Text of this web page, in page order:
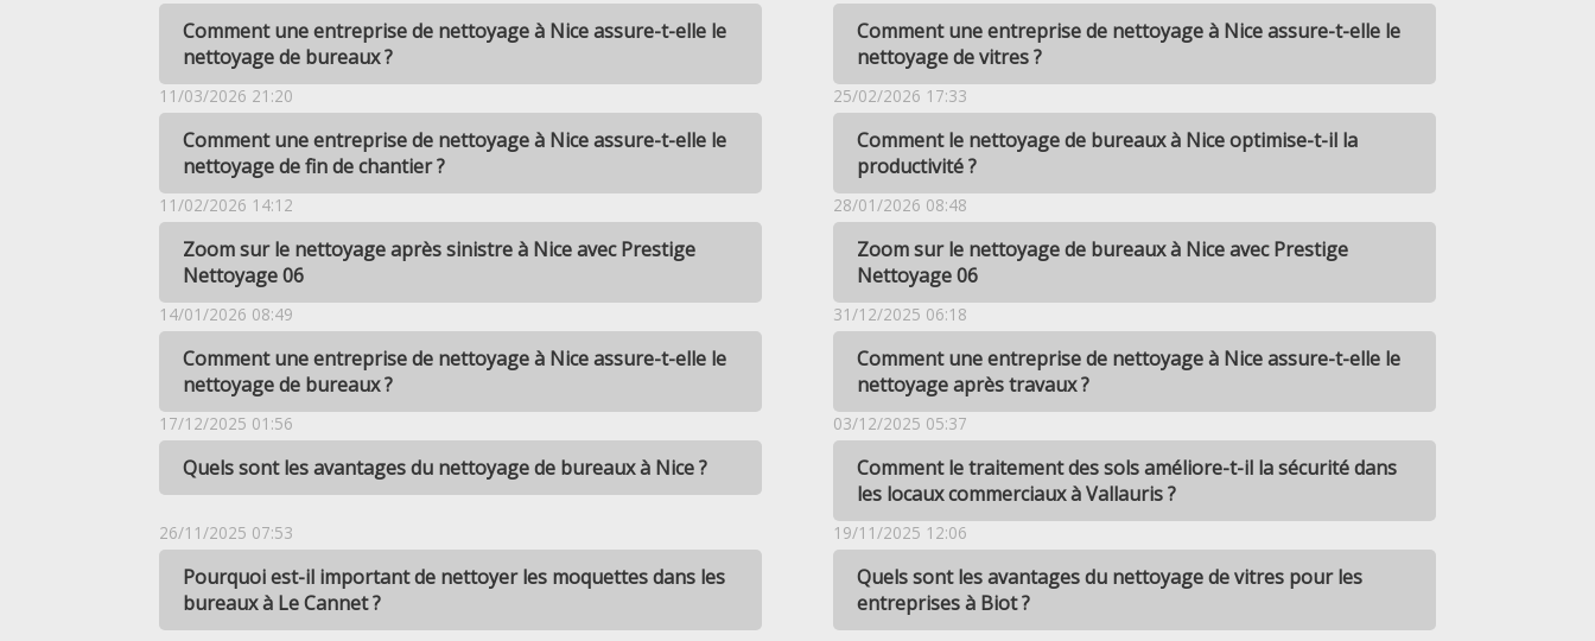
Comment une entreprise de nettoyage à Nice assure-t-elle le
nettoyage de bureaux ?
Comment une entreprise de nettoyage à Nice assure-t-elle le
nettoyage de vitres ?
11/03/2026 21:20
Comment une entreprise de nettoyage à Nice assure-t-elle le
nettoyage de fin de chantier ?
25/02/2026 17:33
Comment le nettoyage de bureaux à Nice optimise-t-il la
productivité ?
11/02/2026 14:12
Zoom sur le nettoyage après sinistre à Nice avec Prestige
Nettoyage 06
28/01/2026 08:48
Zoom sur le nettoyage de bureaux à Nice avec Prestige
Nettoyage 06
14/01/2026 08:49
Comment une entreprise de nettoyage à Nice assure-t-elle le
nettoyage de bureaux ?
31/12/2025 06:18
Comment une entreprise de nettoyage à Nice assure-t-elle le
nettoyage après travaux ?
17/12/2025 01:56
Quels sont les avantages du nettoyage de bureaux à Nice ?
03/12/2025 05:37
Comment le traitement des sols améliore-t-il la sécurité dans
les locaux commerciaux à Vallauris ?
26/11/2025 07:53
Pourquoi est-il important de nettoyer les moquettes dans les
bureaux à Le Cannet ?
19/11/2025 12:06
Quels sont les avantages du nettoyage de vitres pour les
entreprises à Biot ?